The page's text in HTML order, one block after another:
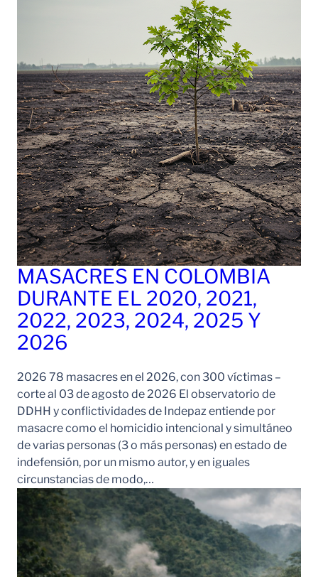
MASACRES EN COLOMBIA
DURANTE EL 2020, 2021,
2022, 2023, 2024, 2025 Y
2026
2026 78 masacres en el 2026, con 300 víctimas –
corte al 03 de agosto de 2026 El observatorio de
DDHH y conflictividades de Indepaz entiende por
masacre como el homicidio intencional y simultáneo
de varias personas (3 o más personas) en estado de
indefensión, por un mismo autor, y en iguales
circunstancias de modo,…